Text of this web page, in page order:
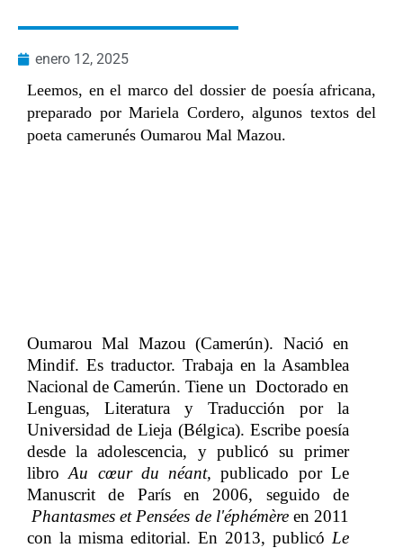
enero 12, 2025
Leemos, en el marco del dossier de poesía africana,
preparado por Mariela Cordero, algunos textos del
poeta camerunés Oumarou Mal Mazou.
Oumarou Mal Mazou ​​ (Camerún). Nació en
Mindif. Es traductor. Trabaja en la Asamblea
Nacional de Camerún. Tiene un ​​ Doctorado en
Lenguas, Literatura y Traducción por la
Universidad de Lieja (Bélgica). Escribe poesía
desde la adolescencia, y publicó su primer
libro​​Au cœur du néant, ​​ publicado por Le
Manuscrit de París en 2006, seguido de​​
Phantasmes et Pensées de l'éphémère​​ en 2011
con la misma editorial. En 2013, publicó​​ Le